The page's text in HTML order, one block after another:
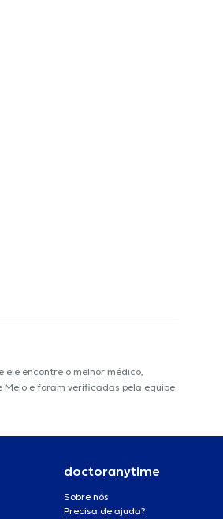
encontre o melhor médico,
Melo e foram verificadas pela equipe
doctoranytime
Sobre nós
Precisa de ajuda?